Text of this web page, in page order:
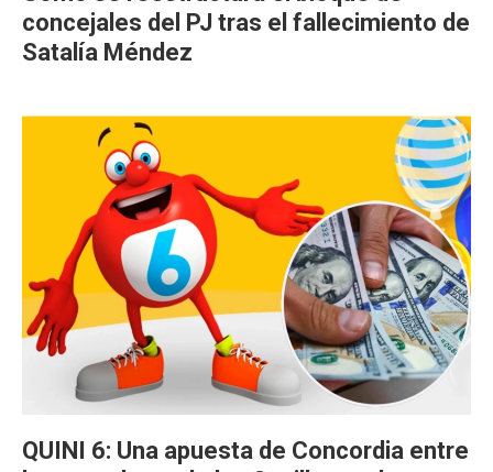
concejales del PJ tras el fallecimiento de
Satalía Méndez
QUINI 6: Una apuesta de Concordia entre